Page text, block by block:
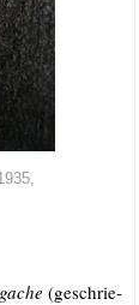
(geschrie­